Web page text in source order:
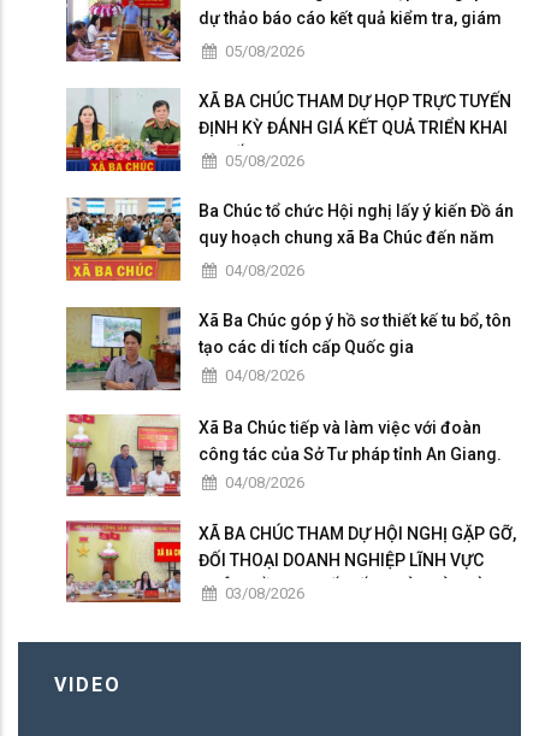
dự thảo báo cáo kết quả kiểm tra, giám
sát 05/08/2026
XÃ BA CHÚC THAM DỰ HỌP TRỰC TUYẾN
ĐỊNH KỲ ĐÁNH GIÁ KẾT QUẢ TRIỂN KHAI
“CHIẾN DỊCH 300”
05/08/2026
Ba Chúc tổ chức Hội nghị lấy ý kiến Đồ án
quy hoạch chung xã Ba Chúc đến năm
205004/08/2026
Xã Ba Chúc góp ý hồ sơ thiết kế tu bổ, tôn
tạo các di tích cấp Quốc gia
04/08/2026
Xã Ba Chúc tiếp và làm việc với đoàn
công tác của Sở Tư pháp tỉnh An Giang.
04/08/2026
XÃ BA CHÚC THAM DỰ HỘI NGHỊ GẶP GỠ,
ĐỐI THOẠI DOANH NGHIỆP LĨNH VỰC
NUÔI TRỒNG, CHẾ BIẾN THỦY SẢN VÀ
03/08/2026
VIDEO